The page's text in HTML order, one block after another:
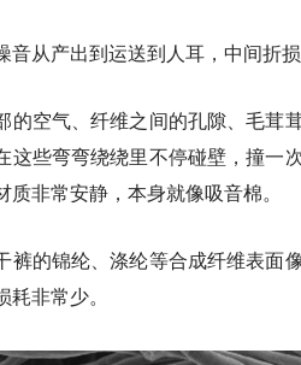
音从产出到运送到人耳，中间折
的空气、纤维之间的孔隙、毛茸
这些弯弯绕绕里不停碰壁，撞一
质非常安静，本身就像吸音棉。
裤的锦纶、涤纶等合成纤维表面
耗非常少。